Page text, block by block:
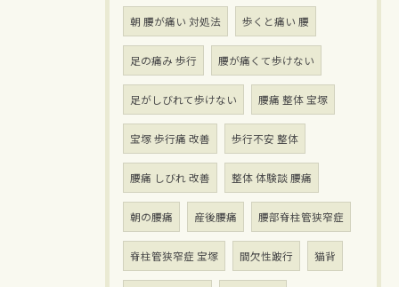
朝 腰が痛い 対処法 歩くと痛い 腰
足の痛み 歩行 腰が痛くて歩けない
足がしびれて歩けない 腰痛 整体 宝塚
宝塚 歩行痛 改善 歩行不安 整体
腰痛 しびれ 改善 整体 体験談 腰痛
朝の腰痛 産後腰痛 腰部脊柱管狭窄症
脊柱管狭窄症 宝塚 間欠性跛行 猫背